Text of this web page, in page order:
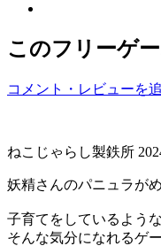
このフリーゲ
コメント・レビューを
ねこじゃらし製鉄所
妖精さんのパニュラが
子育てをしているよう
そんな気分になれるゲ